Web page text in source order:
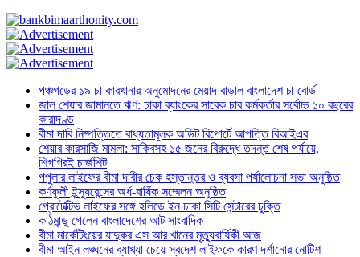
পঞ্চগড়ের ১৯ চা কারখানার অনুমোদনের মেয়াদ বাড়াল বাংলাদেশ চা বোর্ড
জাল শেয়ার জামানতে ঋণ: ঢাকা ব্যাংকের সাবেক চার কর্মকর্তার সর্বোচ্চ ১০ বছরের
কারাদণ্ড
বীমা দাবি নিষ্পত্তিতে বাধ্যতামূলক অডিট রিপোর্টে আপত্তি বিআইএর
শেয়ার কারসাজি মামলা: সাকিবসহ ১৫ জনের বিরুদ্ধে তদন্ত শেষ পর্যায়ে,
শিগগিরই চার্জশিট
পপুলার লাইফের বীমা দাবীর চেক হস্তান্তর ও ব্যবসা পর্যালোচনা সভা অনুষ্ঠিত
কর্ণফুলী ইন্স্যুরেন্সের অর্ধ-বার্ষিক সম্মেলন অনুষ্ঠিত
প্রোটেক্টিভ লাইফের সঙ্গে হলিডে ইন ঢাকা সিটি সেন্টারের চুক্তি
কাঠমান্ডু গেলেন বাংলাদেশের আট সাংবাদিক
বীমা মার্কেটিংয়ের যাদুকর এস আর খানের মৃত্যুবার্ষিকী আজ
বীমা আইন লঙ্ঘনের ব্যাখ্যা চেয়ে স্বদেশ লাইফকে কারণ দর্শানোর নোটিশ